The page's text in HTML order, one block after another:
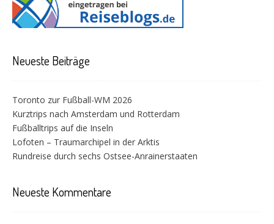
Neueste Beiträge
Toronto zur Fußball-WM 2026
Kurztrips nach Amsterdam und Rotterdam
Fußballtrips auf die Inseln
Lofoten – Traumarchipel in der Arktis
Rundreise durch sechs Ostsee-Anrainerstaaten
Neueste Kommentare